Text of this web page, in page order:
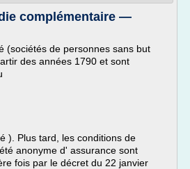
complémentaire —
(sociétés de personnes sans but
des années 1790 et sont
). Plus tard, les conditions de
anonyme d' assurance sont
fois par le décret du 22 janvier